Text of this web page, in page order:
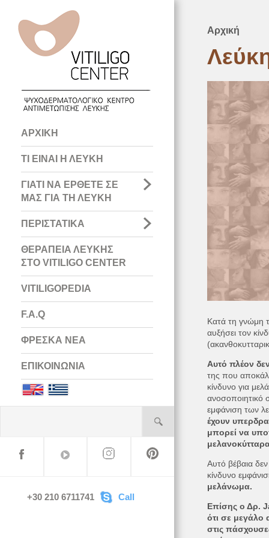
Main
navigation
ΑΡΧΙΚΗ
ΤΙ ΕΙΝΑΙ Η ΛΕΥΚΗ
ΓΙΑΤΙ ΝΑ ΕΡΘΕΤΕ ΣΕ
ΜΑΣ ΓΙΑ ΤΗ ΛΕΥΚΗ
ΠΕΡΙΣΤΑΤΙΚΑ
ΘΕΡΑΠΕΙΑ ΛΕΥΚΗΣ
ΣΤΟ VITILIGO CENTER
VITILIGOPEDIA
F.A.Q
ΦΡΕΣΚΑ ΝΕΑ
ΕΠΙΚΟΙΝΩΝΙΑ
English
+30 210 6711741 Call
Αρχική
Κατά τη γνώμη
αυξήσει τον
Αυτό πλέον
της που
κίνδυνο για
ανοσοποιητικό
εμφάνιση των
έχουν
μπορεί να
Αυτό βέβαια
κίνδυνο
μελάνωμα.
Επίσης ο Δρ.
ότι σε μεγάλο
στις